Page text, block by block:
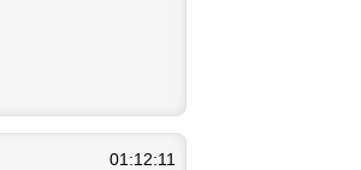
01:12:11